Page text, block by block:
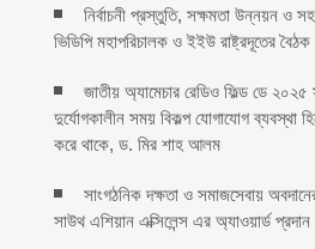
নির্বাচনী প্রস্তুতি, সক্ষমতা উন্নয়ন ও
ভিডিপি মহাপরিচালক ও ইইউ রাষ্ট্রদূতের বৈঠক
জাতীয় অ্যামেচার রেডিও ফিল্ড ডে
দুর্যোগকালীন সময় বিকল্প যোগাযোগ ব্যবস্থা
করে থাকে, ড. মির শাহ আলম
সাংগঠনিক দক্ষতা ও সমাজসেবায়
সাউথ এশিয়ান এক্সিলেন্স এর অ্যাওয়ার্ড প্রদান